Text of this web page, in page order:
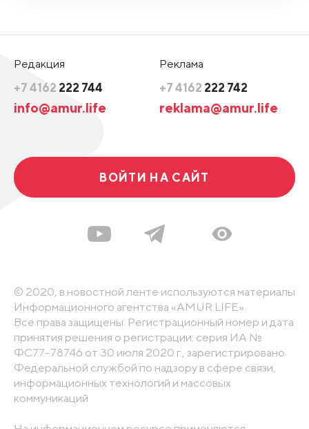
Редакция
+7 4162 222 744
info@amur.life
Реклама
+7 4162 222 742
reklama@amur.life
ВОЙТИ НА САЙТ
© 2020, в новостной ленте используются материалы
Информационного агентства «AMUR.LIFE».
Все права защищены. Регистрационный номер и дата
принятия решения о регистрации: серия ИА №
ФС77-78746 от 30 июля 2020 г., зарегистрировано
Федеральной службой по надзору в сфере связи,
информационных технологий и массовых
коммуникаций